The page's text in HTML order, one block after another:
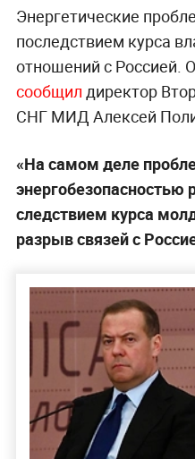
Энергетические
последствием курса
отношений с Россией.
сообщил директор
СНГ МИД Алексей
«На самом деле
энергобезопасностью
следствием курса
разрыв связей с